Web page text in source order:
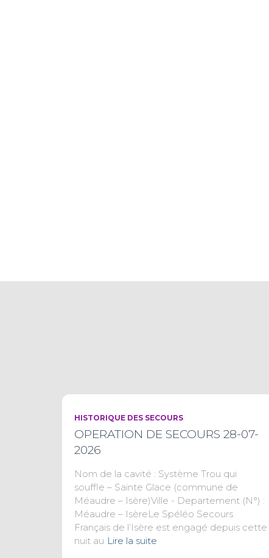
HISTORIQUE DES SECOURS
OPERATION DE SECOURS 28-07-
2026
Nom de la cavité : Système Trou qui
souffle – Sainte Glace (commune de
Méaudre – Isère)Ville - Departement (N°) :
Méaudre – IsèreLe Spéléo Secours
Français de l’Isère est engagé depuis cette
nuit au Lire la suite